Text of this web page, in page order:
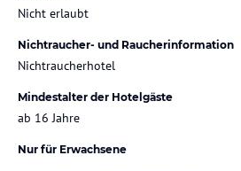
Nicht erlaubt
Nichtraucher- und Raucherinformation
Nichtraucherhotel
Mindestalter der Hotelgäste
ab 16 Jahre
Nur für Erwachsene